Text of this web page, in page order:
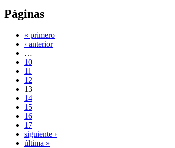
Páginas
« primero
‹ anterior
…
10
11
12
13
14
15
16
17
siguiente ›
última »